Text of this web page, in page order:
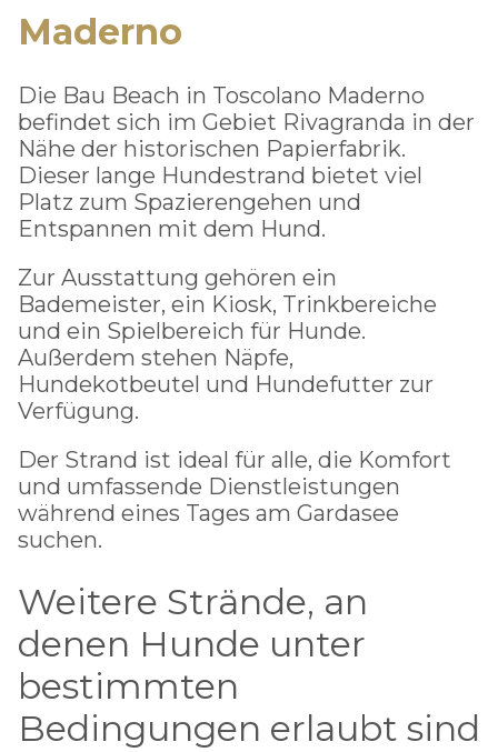
Maderno
Die Bau Beach in Toscolano Maderno
befindet sich im Gebiet Rivagranda in der
Nähe der historischen Papierfabrik.
Dieser lange Hundestrand bietet viel
Platz zum Spazierengehen und
Entspannen mit dem Hund.
Zur Ausstattung gehören ein
Bademeister, ein Kiosk, Trinkbereiche
und ein Spielbereich für Hunde.
Außerdem stehen Näpfe,
Hundekotbeutel und Hundefutter zur
Verfügung.
Der Strand ist ideal für alle, die Komfort
und umfassende Dienstleistungen
während eines Tages am Gardasee
suchen.
Weitere Strände, an
denen Hunde unter
bestimmten
Bedingungen erlaubt sind